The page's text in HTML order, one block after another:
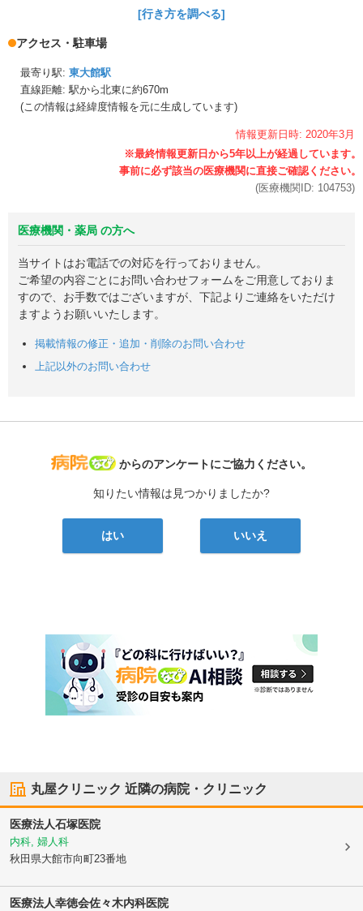
[行き方を調べる]
アクセス・駐車場
最寄り駅: 東大館駅
直線距離: 駅から北東に約670m
(この情報は経緯度情報を元に生成しています)
情報更新日時: 2020年3月
(医療機関ID: 104753)
医療機関・薬局 の方へ
当サイトはお電話での対応を行っておりません。
ご希望の内容ごとにお問い合わせフォームをご用意しておりま
すので、お手数ではございますが、下記よりご連絡をいただけ
ますようお願いいたします。
掲載情報の修正・追加・削除のお問い合わせ
上記以外のお問い合わせ
病院なび
からのアンケートにご協力ください。
知りたい情報は見つかりましたか?
はい いいえ
丸屋クリニック 近隣の病院・クリニック
医療法人石塚医院
内科, 婦人科
秋田県大館市向町23番地
医療法人幸徳会佐々木内科医院